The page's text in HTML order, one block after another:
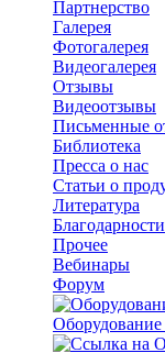
Партнерство
Галерея
Фотогалерея
Видеогалерея
Отзывы
Видеоотзывы
Письменные
Библиотека
Пресса о нас
Статьи о
Литература
Благодарности
Прочее
Вебинары
Форум